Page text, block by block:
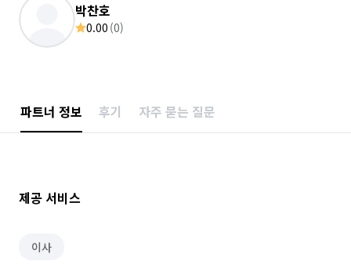
박찬호
0.00 (0)
파트너 정보 후기 자주 묻는 질문
제공 서비스
이사